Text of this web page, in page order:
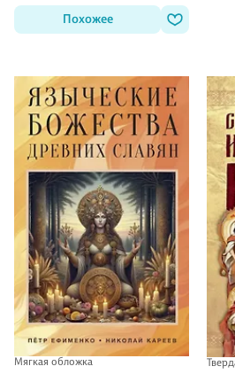
Похожее
Мягкая обложка